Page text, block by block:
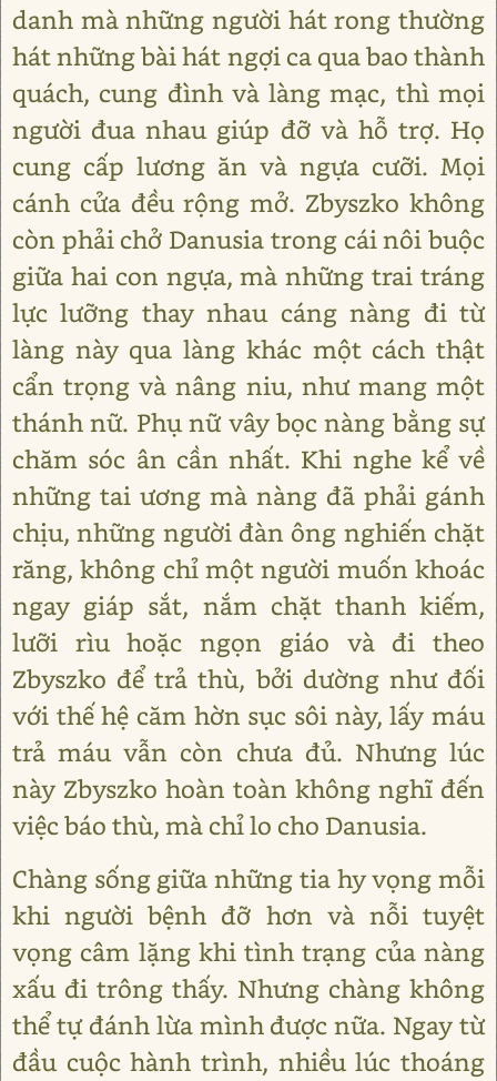
danh mà những người hát rong thường
hát những bài hát ngợi ca qua bao thành
quách, cung đình và làng mạc, thì mọi
người đua nhau giúp đỡ và hỗ trợ. Họ
cung cấp lương ăn và ngựa cưỡi. Mọi
cánh cửa đều rộng mở. Zbyszko không
còn phải chở Danusia trong cái nôi buộc
giữa hai con ngựa, mà những trai tráng
lực lưỡng thay nhau cáng nàng đi từ
làng này qua làng khác một cách thật
cẩn trọng và nâng niu, như mang một
thánh nữ. Phụ nữ vây bọc nàng bằng sự
chăm sóc ân cần nhất. Khi nghe kể về
những tai ương mà nàng đã phải gánh
chịu, những người đàn ông nghiến chặt
răng, không chỉ một người muốn khoác
ngay giáp sắt, nắm chặt thanh kiếm,
lưỡi rìu hoặc ngọn giáo và đi theo
Zbyszko để trả thù, bởi dường như đối
với thế hệ căm hờn sục sôi này, lấy máu
trả máu vẫn còn chưa đủ. Nhưng lúc
này Zbyszko hoàn toàn không nghĩ đến
việc báo thù, mà chỉ lo cho Danusia.
Chàng sống giữa những tia hy vọng mỗi
khi người bệnh đỡ hơn và nỗi tuyệt
vọng câm lặng khi tình trạng của nàng
xấu đi trông thấy. Nhưng chàng không
thể tự đánh lừa mình được nữa. Ngay từ
đầu cuộc hành trình, nhiều lúc thoáng